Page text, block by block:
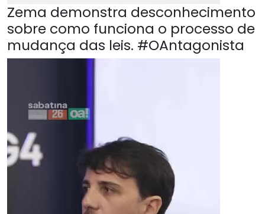
Zema demonstra desconhecimento
sobre como funciona o processo de
mudança das leis. #OAntagonista